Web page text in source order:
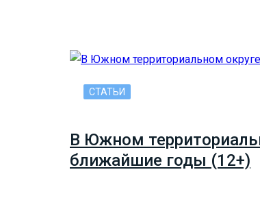
СТАТЬИ
В Южном
ближайшие годы (12+)